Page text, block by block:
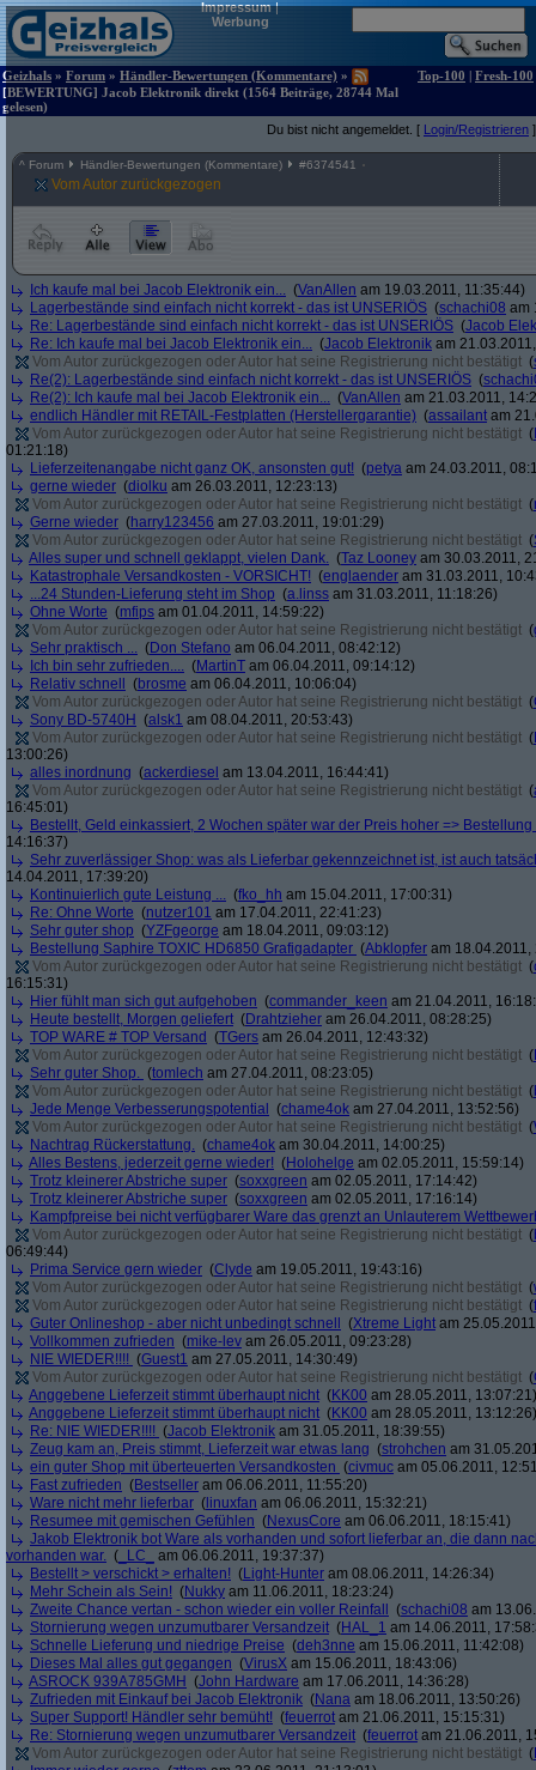
Impressum|
Werbung
Geizhals » Forum » Händler-Bewertungen (Kommentare) »
[BEWERTUNG] Jacob Elektronik direkt (1564 Beiträge, 28744 Mal
gelesen)
Top-100 | Fresh-100
Du bist nicht angemeldet. [ Login/Registrieren ]
^ Forum Händler-Bewertungen (Kommentare) #6374541
Vom Autor zurückgezogen
Ich kaufe mal bei Jacob Elektronik ein... (VanAllen am 19.03.2011, 11:35:44)
Lagerbestände sind einfach nicht korrekt - das ist UNSERIÖS (schachi08 am
Re: Lagerbestände sind einfach nicht korrekt - das ist UNSERIÖS (Jacob
Re: Ich kaufe mal bei Jacob Elektronik ein... (Jacob Elektronik am
Vom Autor zurückgezogen oder Autor hat seine Registrierung nicht bestätigt (
Re(2): Lagerbestände sind einfach nicht korrekt - das ist UNSERIÖS (
Re(2): Ich kaufe mal bei Jacob Elektronik ein... (VanAllen am 21.03.2011,
endlich Händler mit RETAIL-Festplatten (Herstellergarantie) (assailant am
Vom Autor zurückgezogen oder Autor hat seine Registrierung nicht bestätigt (
01:21:18)
Lieferzeitenangabe nicht ganz OK, ansonsten gut! (petya am 24.03.2011,
gerne wieder (diolku am 26.03.2011, 12:23:13)
Vom Autor zurückgezogen oder Autor hat seine Registrierung nicht bestätigt (
Gerne wieder (harry123456 am 27.03.2011, 19:01:29)
Vom Autor zurückgezogen oder Autor hat seine Registrierung nicht bestätigt (
Alles super und schnell geklappt, vielen Dank. (Taz Looney am 30.03.2011,
Katastrophale Versandkosten - VORSICHT! (englaender am 31.03.2011,
...24 Stunden-Lieferung steht im Shop (a.linss am 31.03.2011, 11:18:26)
Ohne Worte (mfips am 01.04.2011, 14:59:22)
Vom Autor zurückgezogen oder Autor hat seine Registrierung nicht bestätigt (
Sehr praktisch ... (Don Stefano am 06.04.2011, 08:42:12)
Ich bin sehr zufrieden.... (MartinT am 06.04.2011, 09:14:12)
Relativ schnell
(brosme am 06.04.2011, 10:06:04)
Vom Autor zurückgezogen oder Autor hat seine Registrierung nicht bestätigt (
Sony BD-5740H (alsk1 am 08.04.2011, 20:53:43)
Vom Autor zurückgezogen oder Autor hat seine Registrierung nicht bestätigt (
13:00:26)
alles inordnung (ackerdiesel am 13.04.2011, 16:44:41)
Vom Autor zurückgezogen oder Autor hat seine Registrierung nicht bestätigt (
16:45:01)
Bestellt, Geld einkassiert, 2 Wochen später war der Preis hoher => Bestellung
14:16:37)
Sehr zuverlässiger Shop: was als Lieferbar gekennzeichnet ist, ist auch
14.04.2011, 17:39:20)
Kontinuierlich gute Leistung ... (fko_hh am 15.04.2011, 17:00:31)
Re: Ohne Worte (nutzer101 am 17.04.2011, 22:41:23)
Sehr guter shop (YZFgeorge am 18.04.2011, 09:03:12)
Bestellung Saphire TOXIC HD6850 Grafigadapter (Abklopfer am 18.04.2011,
Vom Autor zurückgezogen oder Autor hat seine Registrierung nicht bestätigt (
16:15:31)
Hier fühlt man sich gut aufgehoben (commander_keen am 21.04.2011,
Heute bestellt, Morgen geliefert (Drahtzieher am 26.04.2011, 08:28:25)
TOP WARE # TOP Versand (TGers am 26.04.2011, 12:43:32)
Vom Autor zurückgezogen oder Autor hat seine Registrierung nicht bestätigt (
Sehr guter Shop. (tomlech am 27.04.2011, 08:23:05)
Vom Autor zurückgezogen oder Autor hat seine Registrierung nicht bestätigt (
Jede Menge Verbesserungspotential
(chame4ok am 27.04.2011, 13:52:56)
Vom Autor zurückgezogen oder Autor hat seine Registrierung nicht bestätigt (
Nachtrag Rückerstattung. (chame4ok am 30.04.2011, 14:00:25)
Alles Bestens, jederzeit gerne wieder! (Holohelge am 02.05.2011, 15:59:14)
Trotz kleinerer Abstriche super (soxxgreen am 02.05.2011, 17:14:42)
Trotz kleinerer Abstriche super (soxxgreen am 02.05.2011, 17:16:14)
Kampfpreise bei nicht verfügbarer Ware das grenzt an Unlauterem
Vom Autor zurückgezogen oder Autor hat seine Registrierung nicht bestätigt (
06:49:44)
Prima Service gern wieder (Clyde am 19.05.2011, 19:43:16)
Vom Autor zurückgezogen oder Autor hat seine Registrierung nicht bestätigt (
Vom Autor zurückgezogen oder Autor hat seine Registrierung nicht bestätigt (
Guter Onlineshop - aber nicht unbedingt schnell
(Xtreme Light am
Vollkommen zufrieden (mike-lev am 26.05.2011, 09:23:28)
NIE WIEDER!!!! (Guest1 am 27.05.2011, 14:30:49)
Vom Autor zurückgezogen oder Autor hat seine Registrierung nicht bestätigt (
Anggebene Lieferzeit stimmt überhaupt nicht (KK00 am 28.05.2011, 13:07:21)
Anggebene Lieferzeit stimmt überhaupt nicht (KK00 am 28.05.2011, 13:12:26)
Re: NIE WIEDER!!!! (Jacob Elektronik am 31.05.2011, 18:39:55)
Zeug kam an, Preis stimmt, Lieferzeit war etwas lang (strohchen am
ein guter Shop mit überteuerten Versandkosten (civmuc am 05.06.2011,
Fast zufrieden (Bestseller am 06.06.2011, 11:55:20)
Ware nicht mehr lieferbar ( linuxfan am 06.06.2011, 15:32:21)
Resumee mit gemischen Gefühlen (NexusCore am 06.06.2011, 18:15:41)
Jakob Elektronik bot Ware als vorhanden und sofort lieferbar an, die dann
vorhanden war. ( _LC_
am 06.06.2011, 19:37:37)
Bestellt > verschickt > erhalten! (Light-Hunter am 08.06.2011, 14:26:34)
Mehr Schein als Sein! (Nukky am 11.06.2011, 18:23:24)
Zweite Chance vertan - schon wieder ein voller Reinfall
(schachi08 am
Stornierung wegen unzumutbarer Versandzeit (HAL_1 am 14.06.2011,
Schnelle Lieferung und niedrige Preise (deh3nne am 15.06.2011, 11:42:08)
Dieses Mal alles gut gegangen (VirusX am 15.06.2011, 18:43:06)
ASROCK 939A785GMH (John Hardware am 17.06.2011, 14:36:28)
Zufrieden mit Einkauf bei Jacob Elektronik (Nana am 18.06.2011, 13:50:26)
Super Support! Händler sehr bemüht! (feuerrot am 21.06.2011, 15:15:31)
Re: Stornierung wegen unzumutbarer Versandzeit (feuerrot am 21.06.2011,
Vom Autor zurückgezogen oder Autor hat seine Registrierung nicht bestätigt (